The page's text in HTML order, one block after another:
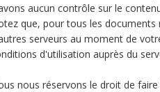
aucun contrôle sur le
que, pour tous les
serveurs au moment de
d'utilisation auprès du
nous réservons le droit de